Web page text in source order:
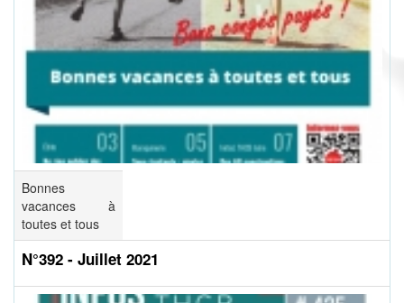
Bonnes
vacances à
toutes et tous
N°392 - Juillet 2021